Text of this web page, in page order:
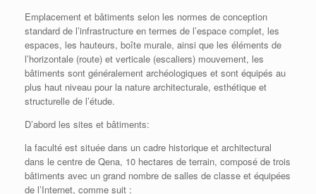
Emplacement et bâtiments selon les normes de conception
standard de l’infrastructure en termes de l’espace complet, les
espaces, les hauteurs, boîte murale, ainsi que les éléments de
l’horizontale (route) et verticale (escaliers) mouvement, les
bâtiments sont généralement archéologiques et sont équipés au
plus haut niveau pour la nature architecturale, esthétique et
structurelle de l’étude.
D’abord les sites et bâtiments:
la faculté est située dans un cadre historique et architectural
dans le centre de Qena, 10 hectares de terrain, composé de trois
bâtiments avec un grand nombre de salles de classe et équipées
de l’Internet, comme suit :